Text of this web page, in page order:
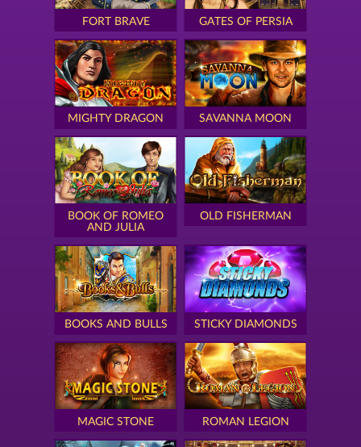
FORT BRAVE GATES OF PERSIA
MIGHTY DRAGON SAVANNA MOON
BOOK OF ROMEO
AND JULIA
OLD FISHERMAN
BOOKS AND BULLS STICKY DIAMONDS
MAGIC STONE ROMAN LEGION